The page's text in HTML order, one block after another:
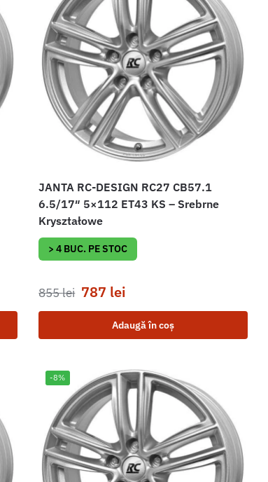
JANTA RC-DESIGN RC27 CB57.1
6.5/17″ 5×112 ET43 KS – Srebrne
Kryształowe
> 4 BUC. PE STOC
855lei 787 lei
Adaugă în coș
-8%